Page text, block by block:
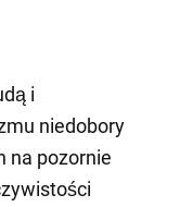
i
niedobory
na pozornie